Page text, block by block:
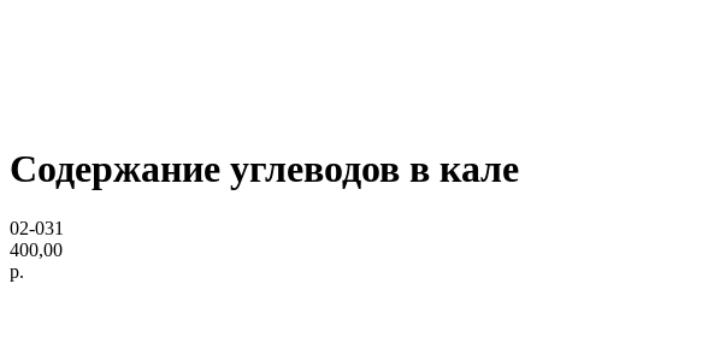
Содержание углеводов в кале
02-031
400,00
р.